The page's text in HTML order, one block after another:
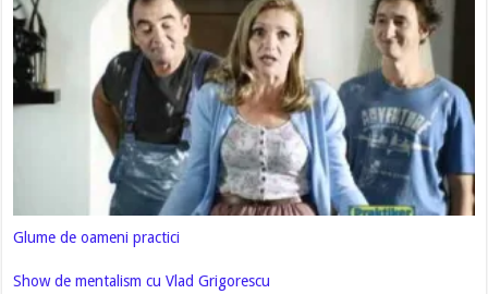
Glume de oameni practici
Show de mentalism cu Vlad Grigorescu